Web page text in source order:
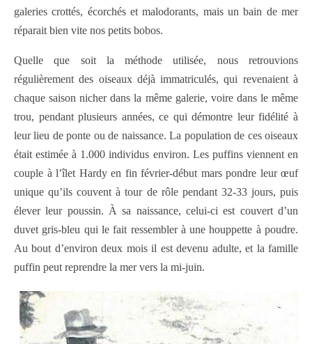
galeries crottés, écorchés et malodorants, mais un bain de mer
réparait bien vite nos petits bobos.
Quelle que soit la méthode utilisée, nous retrouvions
régulièrement des oiseaux déjà immatriculés, qui revenaient à
chaque saison nicher dans la même galerie, voire dans le même
trou, pendant plusieurs années, ce qui démontre leur fidélité à
leur lieu de ponte ou de naissance. La population de ces oiseaux
était estimée à 1.000 individus environ. Les puffins viennent en
couple à l’îlet Hardy en fin février-début mars pondre leur œuf
unique qu’ils couvent à tour de rôle pendant 32-33 jours, puis
élever leur poussin. À sa naissance, celui-ci est couvert d’un
duvet gris-bleu qui le fait ressembler à une houppette à poudre.
Au bout d’environ deux mois il est devenu adulte, et la famille
puffin peut reprendre la mer vers la mi-juin.